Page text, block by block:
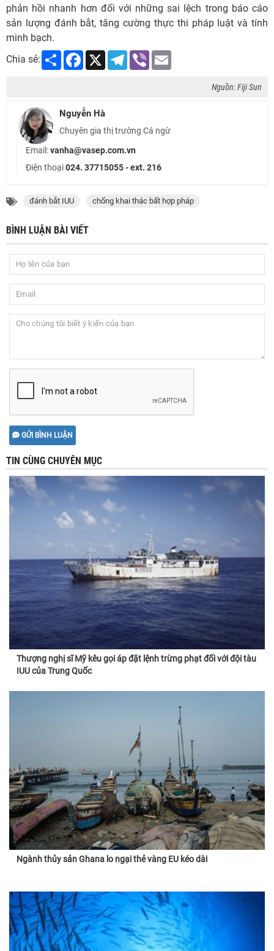
phản hồi nhanh hơn đối với những sai lệch trong báo cáo
sản lượng đánh bắt, tăng cường thực thi pháp luật và tính
minh bạch.
Chia sẻ:
Share Facebook
X Telegram
Viber
Nguồn: Fiji Sun
Nguyễn Hà
Chuyên gia thị trường Cá ngừ
Email:vanha@vasep.com.vn
Điện thoại024. 37715055 - ext. 216
đánh bắt IUU chống khai thác bất hợp pháp
BÌNH LUẬN BÀI VIẾT
GỬI BÌNH LUẬN
TIN CÙNG CHUYÊN MỤC
Thượng nghị sĩ Mỹ kêu gọi áp đặt lệnh trừng phạt đối với đội tàu
IUU của Trung Quốc
Ngành thủy sản Ghana lo ngại thẻ vàng EU kéo dài